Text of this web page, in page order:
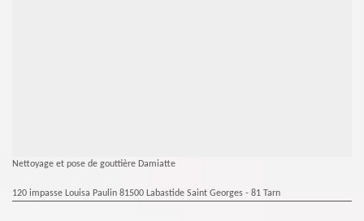
Nettoyage et pose de gouttière Damiatte
120 impasse Louisa Paulin 81500 Labastide Saint Georges - 81 Tarn